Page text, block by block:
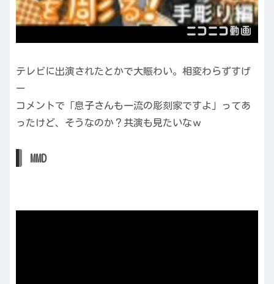
テレビに出演されたとかで大賑わい。相変わらずすげ
ー
コメントで「息子さんも一流の彫刻家ですよ」ってあ
ったけど、そうなのか？共演も見たいなｗ
MMD